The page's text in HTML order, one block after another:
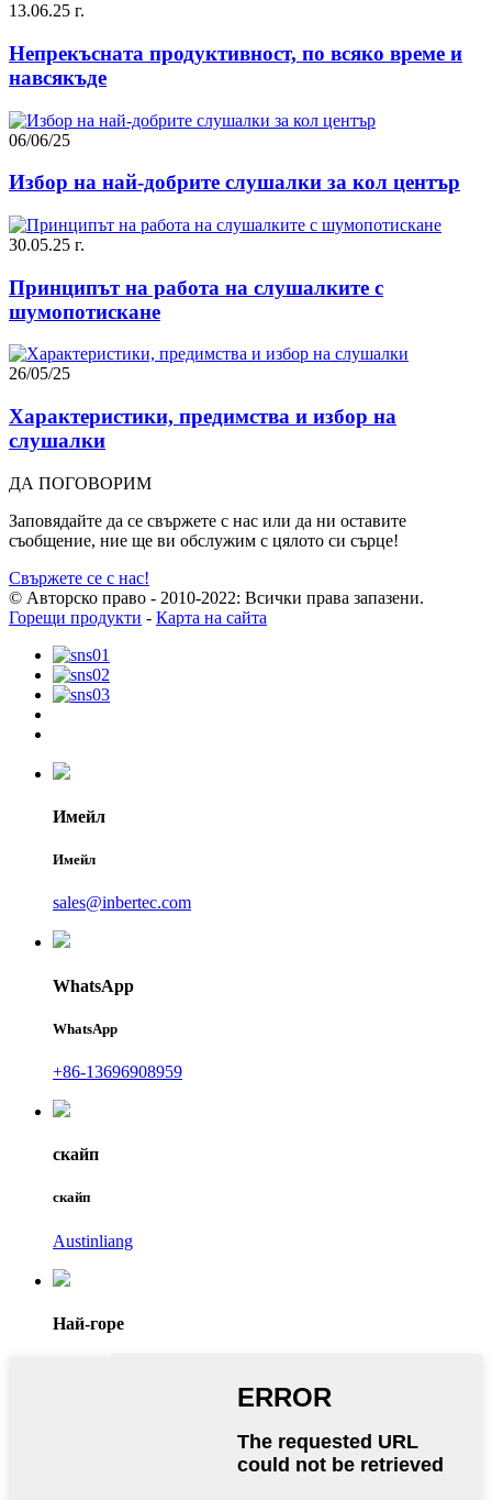
13.06.25 г.
Непрекъсната продуктивност, по всяко време и
навсякъде
06/06/25
Избор на най-добрите слушалки за кол център
30.05.25 г.
Принципът на работа на слушалките с
шумопотискане
26/05/25
Характеристики, предимства и избор на
слушалки
ДА ПОГОВОРИМ
Заповядайте да се свържете с нас или да ни оставите
съобщение, ние ще ви обслужим с цялото си сърце!
Свържете се с нас!
© Авторско право - 2010-2022: Всички права запазени.
Горещи продукти - Карта на сайта
Имейл
Имейл
sales@inbertec.com
WhatsApp
WhatsApp
+86-13696908959
скайп
скайп
Austinliang
Най-горе